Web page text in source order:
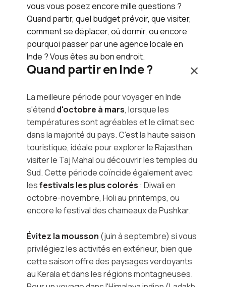
vous vous posez encore mille questions ?
Quand partir, quel budget prévoir, que visiter,
comment se déplacer, où dormir, ou encore
pourquoi passer par une agence locale en
Inde ? Vous êtes au bon endroit.
Quand partir en Inde ?
La meilleure période pour voyager en Inde
s'étend d'octobre à mars, lorsque les
températures sont agréables et le climat sec
dans la majorité du pays. C'est la haute saison
touristique, idéale pour explorer le Rajasthan,
visiter le Taj Mahal ou découvrir les temples du
Sud. Cette période coïncide également avec
lesfestivals les plus colorés : Diwali en
octobre-novembre, Holi au printemps, ou
encore le festival des chameaux de Pushkar.
Évitez la mousson (juin à septembre) si vous
privilégiez les activités en extérieur, bien que
cette saison offre des paysages verdoyants
au Kerala et dans les régions montagneuses.